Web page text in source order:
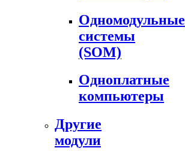
Одномодульные
системы
(SOM)
Одноплатные
компьютеры
Другие
модули